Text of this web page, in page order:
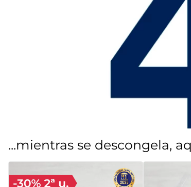
...mientras se descongela,